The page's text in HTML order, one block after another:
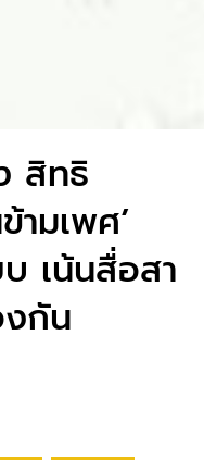
สิทธิ
ามเพศ’
เน้นสื่อสา
กัน